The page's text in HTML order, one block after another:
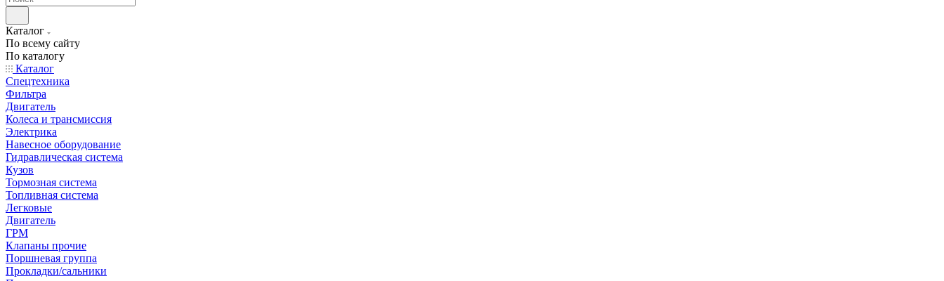
Каталог
По всему сайту
По каталогу
Каталог
Спецтехника
Фильтра
Двигатель
Колеса и трансмиссия
Электрика
Навесное оборудование
Гидравлическая система
Кузов
Тормозная система
Топливная система
Легковые
Двигатель
ГРМ
Клапаны прочие
Поршневая группа
Прокладки/сальники